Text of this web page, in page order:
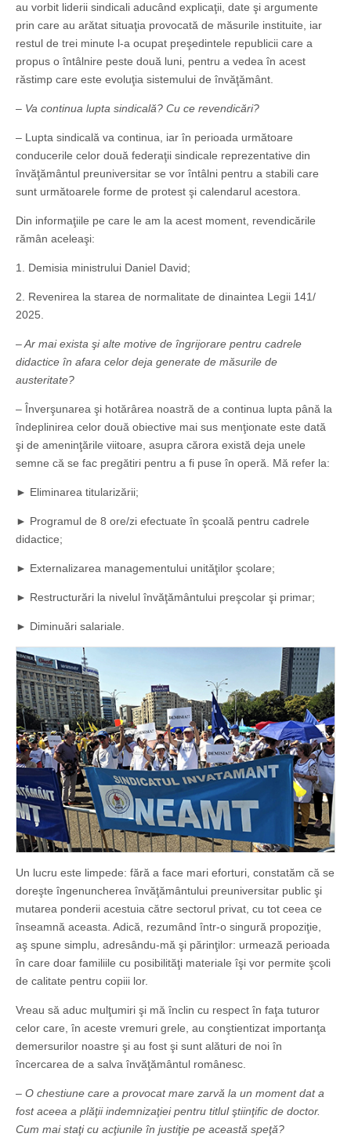
au vorbit liderii sindicali aducând explicaţii, date şi argumente
prin care au arătat situaţia provocată de măsurile instituite, iar
restul de trei minute l-a ocupat preşedintele republicii care a
propus o întâlnire peste două luni, pentru a vedea în acest
răstimp care este evoluţia sistemului de învăţământ.
– Va continua lupta sindicală? Cu ce revendicări?
– Lupta sindicală va continua, iar în perioada următoare
conducerile celor două federaţii sindicale reprezentative din
învăţământul preuniversitar se vor întâlni pentru a stabili care
sunt următoarele forme de protest şi calendarul acestora.
Din informaţiile pe care le am la acest moment, revendicările
rămân aceleaşi:
1. Demisia ministrului Daniel David;
2. Revenirea la starea de normalitate de dinaintea Legii 141/
2025.
– Ar mai exista şi alte motive de îngrijorare pentru cadrele
didactice în afara celor deja generate de măsurile de
austeritate?
– Înverşunarea şi hotărârea noastră de a continua lupta până la
îndeplinirea celor două obiective mai sus menţionate este dată
şi de ameninţările viitoare, asupra cărora există deja unele
semne că se fac pregătiri pentru a fi puse în operă. Mă refer la:
► Eliminarea titularizării;
► Programul de 8 ore/zi efectuate în şcoală pentru cadrele
didactice;
► Externalizarea managementului unităţilor şcolare;
► Restructurări la nivelul învăţământului preşcolar şi primar;
► Diminuări salariale.
Un lucru este limpede: fără a face mari eforturi, constatăm că se
doreşte îngenuncherea învăţământului preuniversitar public şi
mutarea ponderii acestuia către sectorul privat, cu tot ceea ce
înseamnă aceasta. Adică, rezumând într-o singură propoziţie,
aş spune simplu, adresându-mă şi părinţilor: urmează perioada
în care doar familiile cu posibilităţi materiale îşi vor permite şcoli
de calitate pentru copiii lor.
Vreau să aduc mulţumiri şi mă înclin cu respect în faţa tuturor
celor care, în aceste vremuri grele, au conştientizat importanţa
demersurilor noastre şi au fost şi sunt alături de noi în
încercarea de a salva învăţământul românesc.
– O chestiune care a provocat mare zarvă la un moment dat a
fost aceea a plăţii indemnizaţiei pentru titlul ştiinţific de doctor.
Cum mai staţi cu acţiunile în justiţie pe această speţă?